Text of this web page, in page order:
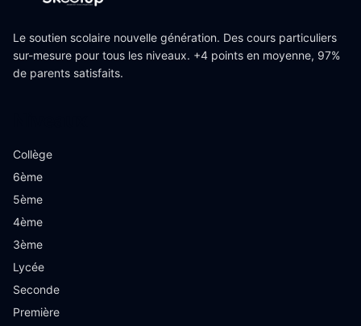
Le soutien scolaire nouvelle génération. Des cours particuliers
sur-mesure pour tous les niveaux. +4 points en moyenne, 97%
de parents satisfaits.
Collège
6ème
5ème
4ème
3ème
Lycée
Seconde
Première